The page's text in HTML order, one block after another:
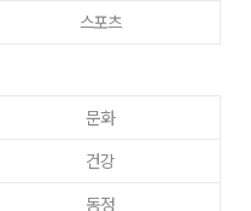
스포츠
문화
건강
동정